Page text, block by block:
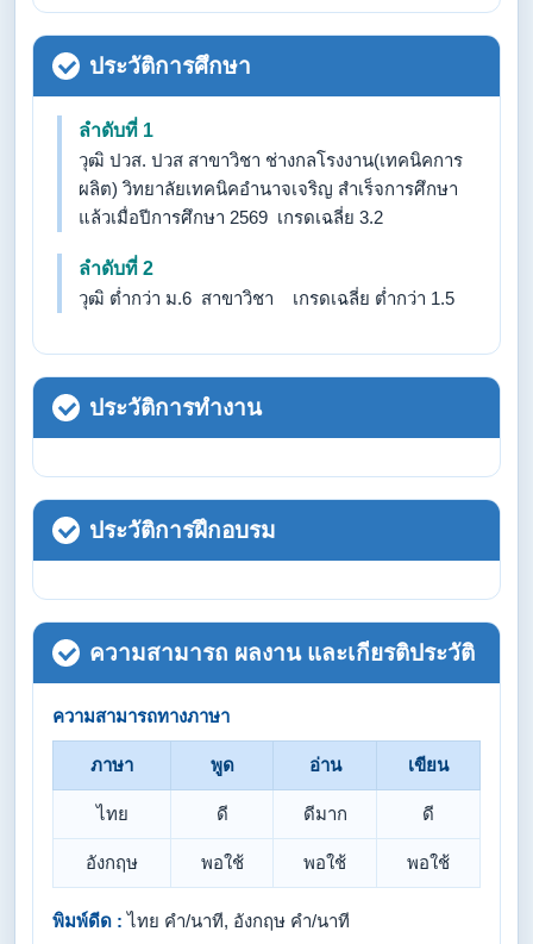
ประวัติการศึกษา
ลำดับที่ 1
วุฒิ ปวส. ปวส สาขาวิชา ช่างกลโรงงาน(เทคนิคการ
ผลิต) วิทยาลัยเทคนิคอำนาจเจริญ สำเร็จการศึกษา
แล้วเมื่อปีการศึกษา 2569 เกรดเฉลี่ย 3.2
ลำดับที่ 2
วุฒิ ต่ำกว่า ม.6 สาขาวิชา เกรดเฉลี่ย ต่ำกว่า 1.5
ประวัติการทำงาน
ประวัติการฝึกอบรม
ความสามารถ ผลงาน และเกียรติประวัติ
ความสามารถทางภาษา
ภาษา พูด อ่าน เขียน
ไทย ดี ดีมาก ดี
อังกฤษ พอใช้ พอใช้ พอใช้
พิมพ์ดีด : ไทย คำ/นาที, อังกฤษ คำ/นาที